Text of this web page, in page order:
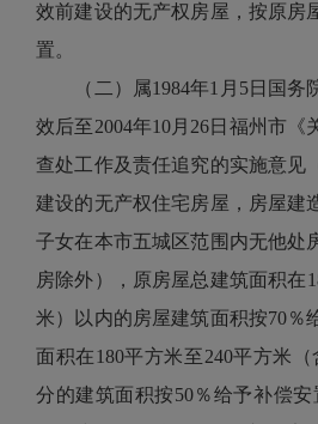
效前建设的无产权房屋，按原房
置。
（二）属1984年1月5日国务
效后至2004年10月26日福州市《
查处工作及责任追究的实施意见
建设的无产权住宅房屋，房屋建
子女在本市五城区范围内无他处
房除外），原房屋总建筑面积在
米）以内的房屋建筑面积按70％
面积在180平方米至240平方米
分的建筑面积按50％给予补偿安